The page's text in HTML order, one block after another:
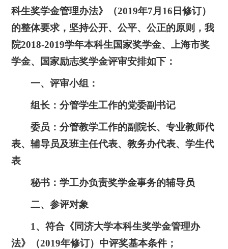
科生奖学金管理办法》（2019年7月16日修订）
的整体要求，坚持公开、公平、公正的原则，我
院2018-2019学年本科生国家奖学金、上海市奖
学金、国家励志奖学金评审安排如下：
一、评审小组：
组长：分管学生工作的党委副书记
委员：分管教学工作的副院长、专业教师代
表、辅导员及班主任代表、教务办代表、学生代
表
秘书：学工办负责奖学金事务的辅导员
二、参评对象
1、符合《同济大学本科生奖学金管理办
法》（2019年修订）中评奖基本条件；